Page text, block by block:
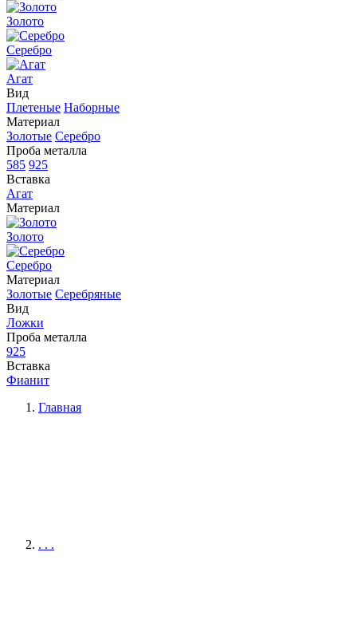
Золото
Серебро
Агат
Вид
Плетеные Наборные
Материал
Золотые Серебро
Проба металла
585 925
Вставка
Агат
Материал
Золото
Серебро
Материал
Золотые Серебряные
Вид
Ложки
Проба металла
925
Вставка
Фианит
Главная
. . .